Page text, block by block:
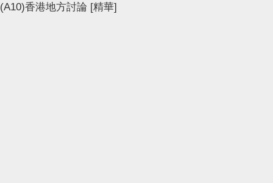
(A10)香港地方討論 [精華]